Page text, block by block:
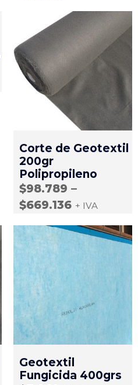
Corte de Geotextil
200gr
Polipropileno
$98.789 –
$669.136 + IVA
Geotextil
Fungicida 400grs